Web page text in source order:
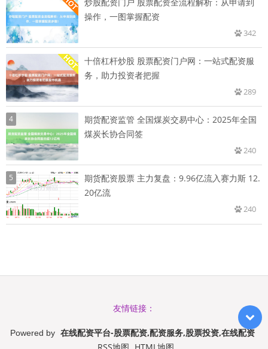
操作，一图掌握配资
342
十倍杠杆炒股 股票配资门户网：一站式配资服
务，助力投资者把握
289
4
期货配资监管 全国煤炭交易中心：2025年全国
煤炭长协合同签
240
5
期货配资股票 主力复盘：9.96亿流入赛力斯 12.
20亿流
240
友情链接：
Powered by 在线配资平台-股票配资,配资服务,股票投资,在线配资